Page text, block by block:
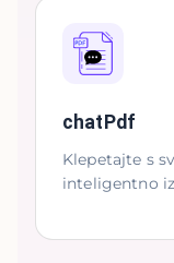
chatPdf
Klepetajte s
inteligentno